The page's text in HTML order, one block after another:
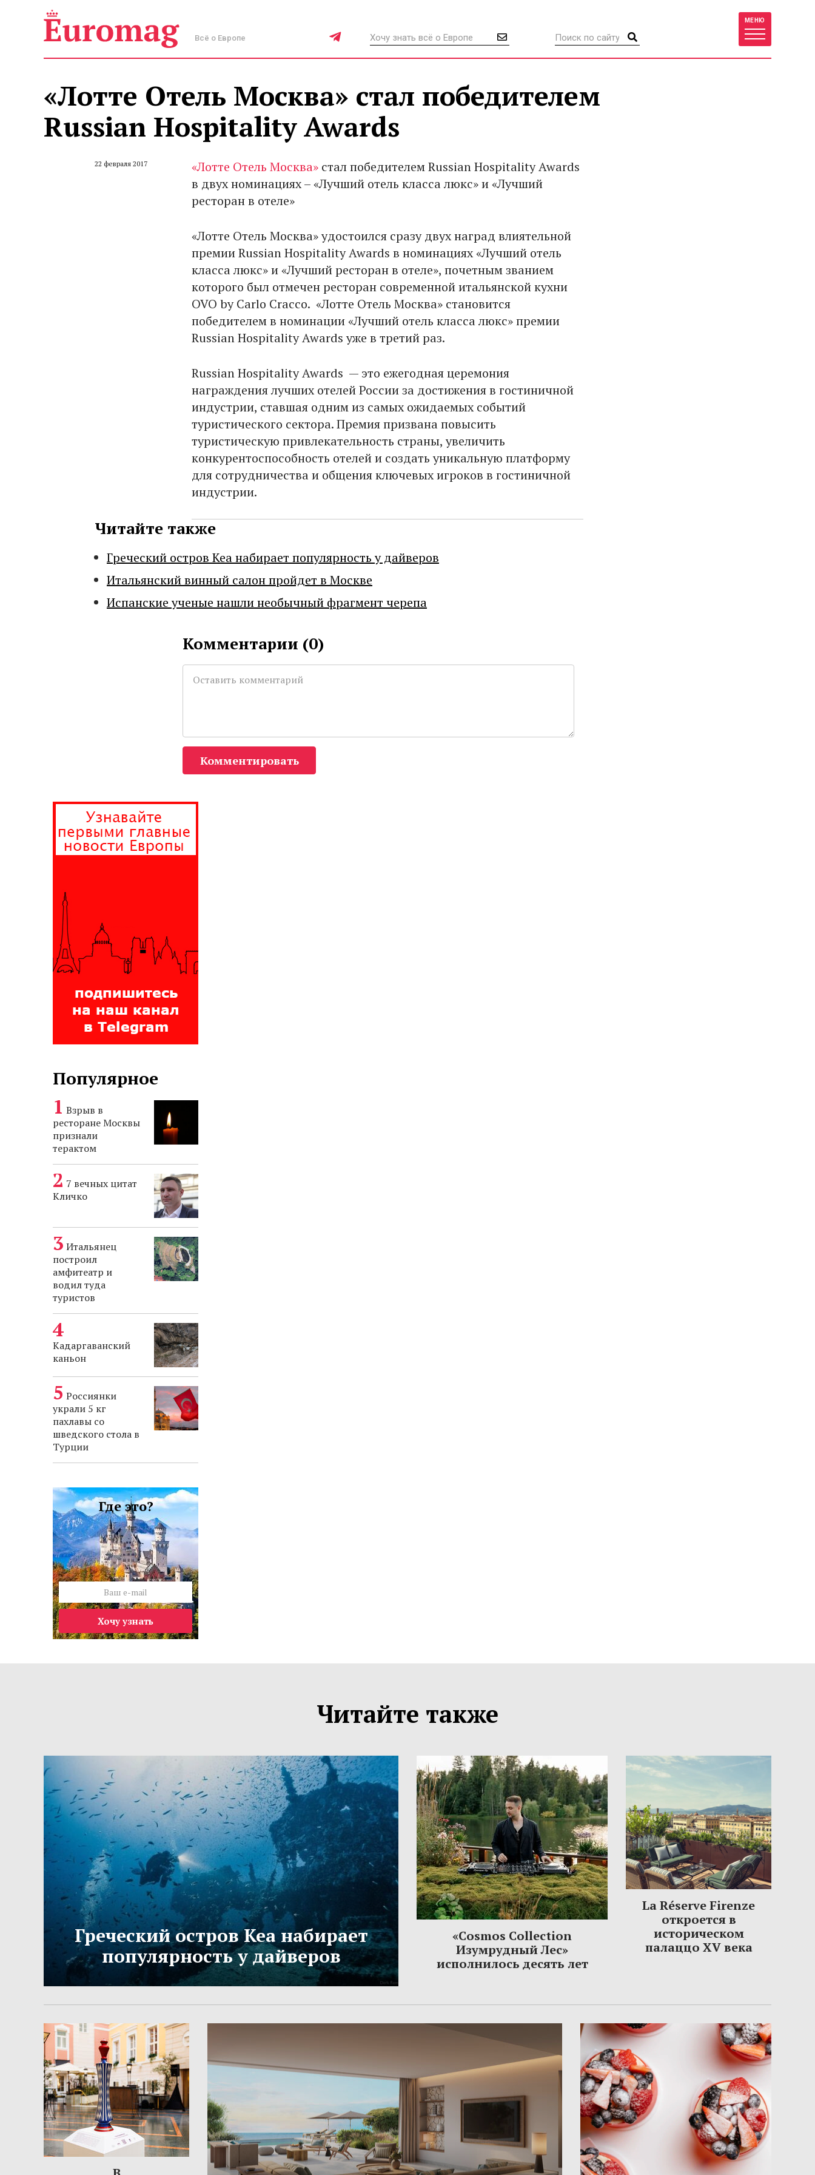
Всё о Европе
МЕНЮ
​«Лотте Отель Москва» стал победителем
Russian Hospitality Awards
22 февраля 2017 «Лотте Отель Москва» стал победителем Russian Hospitality Awards
в двух номинациях – «Лучший отель класса люкс» и «Лучший
ресторан в отеле»
«Лотте Отель Москва» удостоился сразу двух наград влиятельной
премии Russian Hospitality Awards в номинациях «Лучший отель
класса люкс» и «Лучший ресторан в отеле», почетным званием
которого был отмечен ресторан современной итальянской кухни
OVO by Carlo Cracco. «Лотте Отель Москва» становится
победителем в номинации «Лучший отель класса люкс» премии
Russian Hospitality Awards уже в третий раз.
Russian Hospitality Awards — это ежегодная церемония
награждения лучших отелей России за достижения в гостиничной
индустрии, ставшая одним из самых ожидаемых событий
туристического сектора. Премия призвана повысить
туристическую привлекательность страны, увеличить
конкурентоспособность отелей и создать уникальную платформу
для сотрудничества и общения ключевых игроков в гостиничной
индустрии.
Читайте также
Греческий остров Кеа набирает популярность у дайверов
Итальянский винный салон пройдет в Москве
Испанские ученые нашли необычный фрагмент черепа
Комментарии (0)
Комментировать
Популярное
Взрыв в
ресторане Москвы
признали
терактом
7 вечных цитат
Кличко
Итальянец
построил
амфитеатр и
водил туда
туристов
Кадаргаванский
каньон
Россиянки
украли 5 кг
пахлавы со
шведского стола в
Турции
Где это?
Хочу узнать
Читайте также
Греческий остров Кеа набирает
популярность у дайверов
«Cosmos Collection
Изумрудный Лес»
исполнилось десять лет
La Réserve Firenze
откроется в
историческом
палаццо XV века